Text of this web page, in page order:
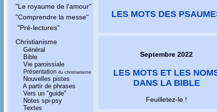
"Le royaume de l'amour"
"Comprendre la messe"
"Pré-lectures"
Christianisme
Général
Bible
Vie paroissiale
Présentation du christianisme
Nouvelles pistes
A partir de phrases
Vers un "guide"
Notes spi-psy
Textes
LES MOTS DES
Septembre 2022
LES MOTS ET LES
DANS LA BIBLE
Feuilletez-le !